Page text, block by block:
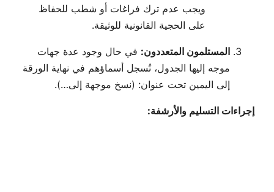
ويجب عدم ترك فراغات أو شطب للحفاظ
على الحجية القانونية للوثيقة.
المستلمون المتعددون: في حال وجود عدة جهات
موجه إليها الجدول، تُسجل أسماؤهم في نهاية الورقة
إلى اليمين تحت عنوان: (نسخ موجهة إلى…).
إجراءات التسليم والأرشفة: